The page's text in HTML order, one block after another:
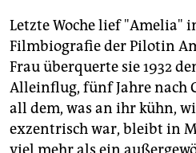
Letzte Woche lief "Amelia"
Filmbiografie der Pilotin
Frau überquerte sie 1932
Alleinflug, fünf Jahre nach
all dem, was an ihr kühn,
exzentrisch war, bleibt in